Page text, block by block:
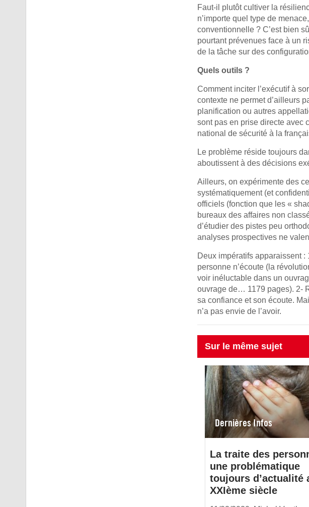
Faut-il plutôt cultiver la
n’importe quel type de
conventionnelle ? C’est bien
pourtant prévenues face à un
de la tâche sur des
Quels outils ?
Comment inciter l’exécutif à
contexte ne permet d’ailleurs
planification ou autres
sont pas en prise directe avec
national de sécurité à la
Le problème réside toujours
aboutissent à des décisions
Ailleurs, on expérimente des
systématiquement (et
officiels (fonction que les «
bureaux des affaires non
d’étudier des pistes peu
analyses prospectives ne
Deux impératifs apparaissent
personne n’écoute (la
voir inéluctable dans un
ouvrage de… 1179 pages). 2-
sa confiance et son écoute.
n’a pas envie de l’avoir.
Sur le même sujet
Dernières Infos
La traite des
une problématique
toujours d’actualité
XXIème siècle